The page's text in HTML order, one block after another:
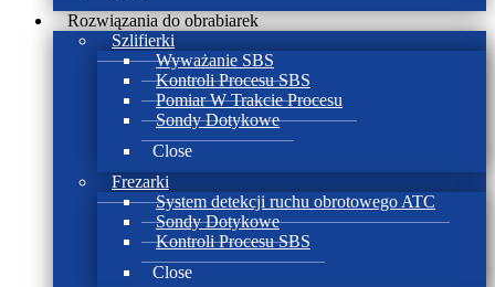
Rozwiązania do obrabiarek
Szlifierki
Wyważanie SBS
Kontroli Procesu SBS
Pomiar W Trakcie Procesu
Sondy Dotykowe
Close
Frezarki
System detekcji ruchu obrotowego ATC
Sondy Dotykowe
Kontroli Procesu SBS
Close